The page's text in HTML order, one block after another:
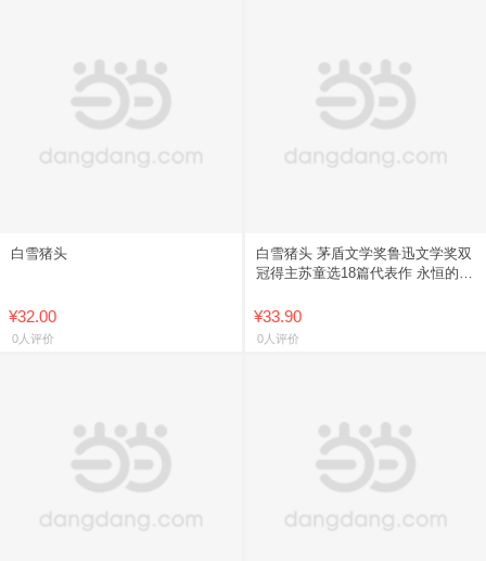
白雪猪头
¥32.00
0人评价
白雪猪头 茅盾文学奖鲁迅文学奖双
冠得主苏童选18篇代表作 永恒的香
众生相 浙江人民出版社
¥33.90
0人评价